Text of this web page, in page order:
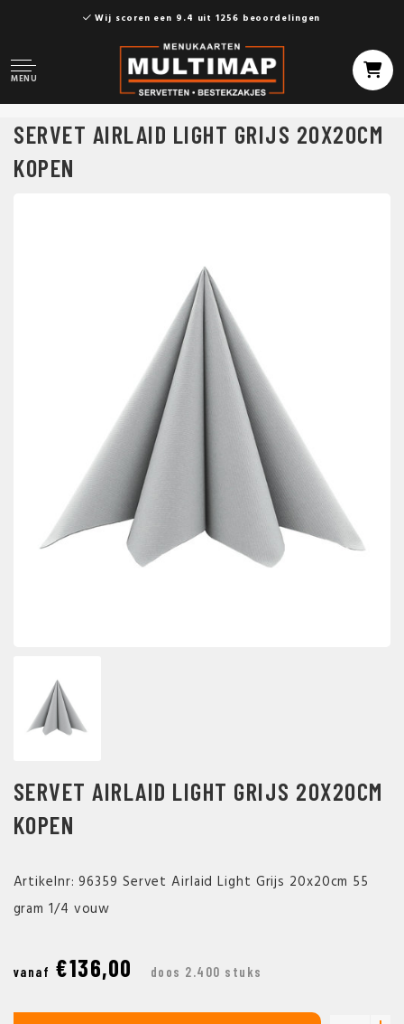
Wij scoren een 9.4 uit 1256 beoordelingen
MENU
SERVET AIRLAID LIGHT GRIJS 20X20CM
KOPEN
SERVET AIRLAID LIGHT GRIJS 20X20CM
KOPEN
Artikelnr: 96359 Servet Airlaid Light Grijs 20x20cm 55
gram 1/4 vouw
vanaf €136,00 doos 2.400 stuks